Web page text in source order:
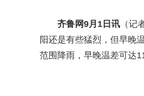
齐鲁网9月1日讯（记
阳还是有些猛烈，但早晚
范围降雨，早晚温差可达